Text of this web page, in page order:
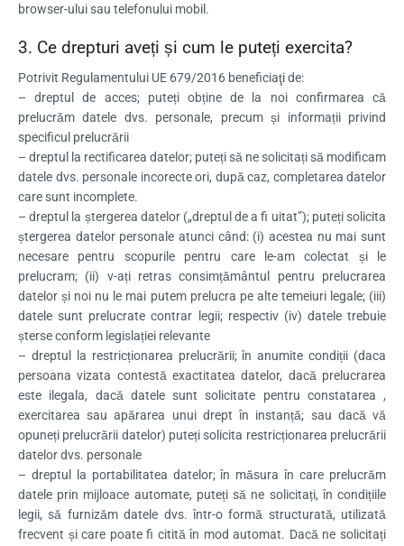
browser-ului sau telefonului mobil.
3. Ce drepturi aveți și cum le puteți exercita?
Potrivit Regulamentului UE 679/2016 beneficiaţi de:
– dreptul de acces; puteți obține de la noi confirmarea că
prelucrăm datele dvs. personale, precum și informații privind
specificul prelucrării
– dreptul la rectificarea datelor; puteți să ne solicitați să modificam
datele dvs. personale incorecte ori, după caz, completarea datelor
care sunt incomplete.
– dreptul la ștergerea datelor („dreptul de a fi uitat”); puteți solicita
ștergerea datelor personale atunci când: (i) acestea nu mai sunt
necesare pentru scopurile pentru care le-am colectat și le
prelucram; (ii) v-ați retras consimțământul pentru prelucrarea
datelor și noi nu le mai putem prelucra pe alte temeiuri legale; (iii)
datele sunt prelucrate contrar legii; respectiv (iv) datele trebuie
șterse conform legislației relevante
– dreptul la restricționarea prelucrării; în anumite condiții (daca
persoana vizata contestă exactitatea datelor, dacă prelucrarea
este ilegala, dacă datele sunt solicitate pentru constatarea ,
exercitarea sau apărarea unui drept în instanță; sau dacă vă
opuneți prelucrării datelor) puteți solicita restricționarea prelucrării
datelor dvs. personale
– dreptul la portabilitatea datelor; în măsura în care prelucrăm
datele prin mijloace automate, puteți să ne solicitați, în condițiile
legii, să furnizăm datele dvs. într-o formă structurată, utilizată
frecvent și care poate fi citită în mod automat. Dacă ne solicitați